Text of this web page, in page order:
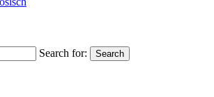
Search for:
Search